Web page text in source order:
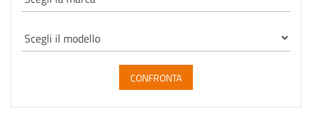
CONFRONTA